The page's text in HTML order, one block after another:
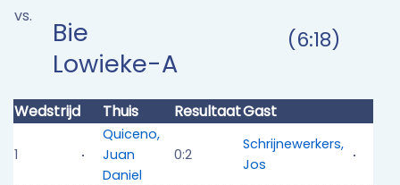
vs.
Bie
Lowieke-A
(6:18)
Wedstrijd Thuis ResultaatGast
1
Quiceno,
Juan
Daniel
0:2
Schrijnewerkers,
Jos